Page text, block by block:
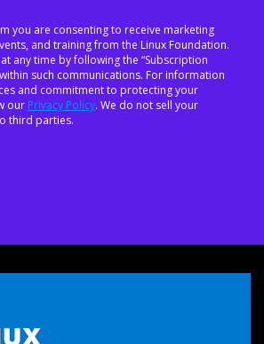
you are consenting to receive marketing
and training from the Linux Foundation.
any time by following the “Subscription
such communications. For information
and commitment to protecting your
our Privacy Policy. We do not sell your
third parties.